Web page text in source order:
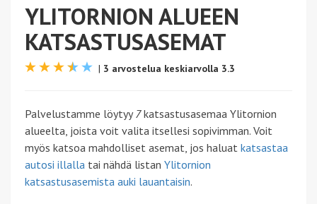
YLITORNION ALUEEN
KATSASTUSASEMAT
| 3 arvostelua keskiarvolla 3.3
Palvelustamme löytyy7katsastusasemaa Ylitornion
alueelta, joista voit valita itsellesi sopivimman. Voit
myös katsoa mahdolliset asemat, jos haluat katsastaa
autosi illalla tai nähdä listan Ylitornion
katsastusasemista auki lauantaisin.